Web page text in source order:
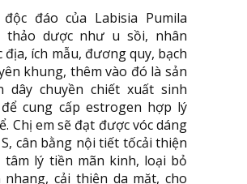
đáo của Labisia Pumila
thảo dược như u sồi, nhân
địa, ích mẫu, đương quy, bạch
khung, thêm vào đó là sản
dây chuyền chiết xuất sinh
cung cấp estrogen hợp lý
Chị em sẽ đạt được vóc dáng
cân bằng nội tiết tốcải thiện
tâm lý tiền mãn kinh, loại bỏ
nhang, cải thiện da mặt, cho